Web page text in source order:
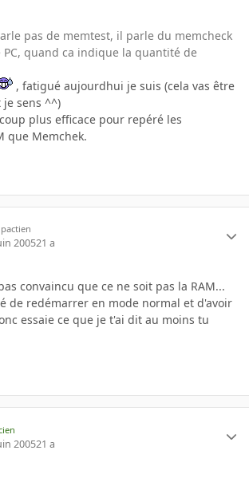
pas de memtest, il parle du memcheck
quand ca indique la quantité de
, fatigué aujourdhui je suis (cela vas être
sens ^^)
plus efficace pour repéré les
que Memchek.
200521 a
convaincu que ce ne soit pas la RAM...
de redémarrer en mode normal et d'avoir
essaie ce que je t'ai dit au moins tu
200521 a